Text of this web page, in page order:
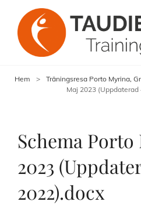
Hem > Träningsresa Porto Myrina,
Maj 2023 (Uppdaterad
Schema
2023
2022).docx